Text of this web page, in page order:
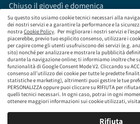
Su questo sito usiamo cookie tecnici necessari alla
dei nostri servizi e a garantire la performance e la
nostra Cookie Policy. Per migliorare i nostri servizi e
piacerebbe, previo tuo esplicito consenso, utilizzare i
per capire come gli utenti usufruiscono dei servizi (e.g.
sito) nonché per analizzare e mostrare la pubblicità
durante la navigazione online; ti informiamo inoltre che
funzionalità di Google Consent Mode V2. Cliccando su
consenso all’utilizzo dei cookie per tutte le predette
statistiche e marketing), altrimenti puoi gestire le tue
PERSONALIZZA oppure puoi cliccare su RIFIUTA per
quelli tecnici necessari. In ogni caso, potrai in ogni
ottenere maggiori informazioni sui cookie utilizzati,
Rifiuta
Chiuso il giovedì e domenica
brumbrum S.p.A a socio unico - CF / P.IVA
Capitale Sociale: Euro
Sede Legale Via Leningrado 8,
Società soggetta alla direzione e
Società soggetta al controllo IVASS, consulta gli
www.servizi.ivass.it